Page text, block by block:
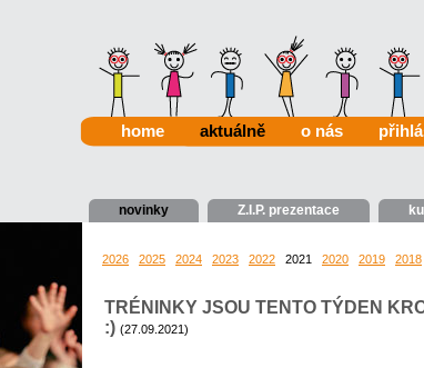
home aktuálně o nás
novinky Z.I.P. prezentace
2026 2025 2024 2023 2022 2021 2020 2019 2018
TRÉNINKY JSOU TENTO TÝDEN
:) (27.09.2021)